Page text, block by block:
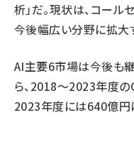
析」だ。現状は、コー
今後幅広い分野に拡大
AI主要6市場は今後も
ら、2018～2023年度の
2023年度には640億円